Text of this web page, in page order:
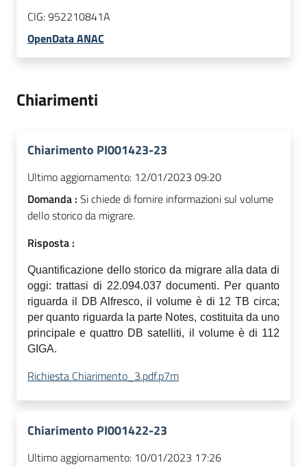
CIG:952210841A
OpenData ANAC
Chiarimenti
Chiarimento PI001423-23
Ultimo aggiornamento: 12/01/2023 09:20
Domanda : Si chiede di fornire informazioni sul volume
dello storico da migrare.
Risposta :
Quantificazione dello storico da migrare alla data di
oggi: trattasi di 22.094.037 documenti. Per quanto
riguarda il DB Alfresco, il volume è di 12 TB circa;
per quanto riguarda la parte Notes, costituita da uno
principale e quattro DB satelliti, il volume è di 112
GIGA.
Richiesta Chiarimento_3.pdf.p7m
Chiarimento PI001422-23
Ultimo aggiornamento: 10/01/2023 17:26